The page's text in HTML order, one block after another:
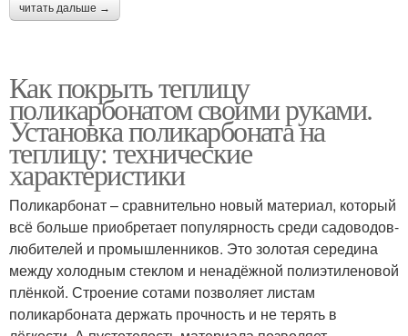
читать дальше →
Как покрыть теплицу
поликарбонатом своими руками.
Установка поликарбоната на
теплицу: технические
характеристики
Поликарбонат – сравнительно новый материал, который
всё больше приобретает популярность среди садоводов-
любителей и промышленников. Это золотая середина
между холодным стеклом и ненадёжной полиэтиленовой
плёнкой. Строение сотами позволяет листам
поликарбоната держать прочность и не терять в